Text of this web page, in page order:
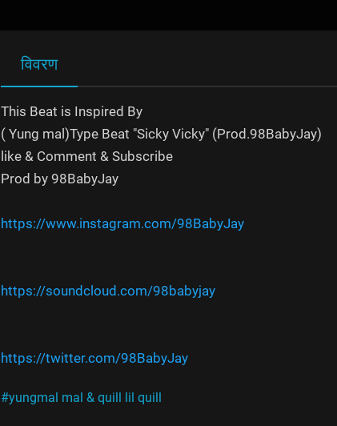
विवरण
This Beat is Inspired By
( Yung mal)Type Beat "Sicky Vicky" (Prod.98BabyJay)
like & Comment & Subscribe
Prod by 98BabyJay
https://www.instagram.com/98BabyJay
https://soundcloud.com/98babyjay
https://twitter.com/98BabyJay
#yungmal mal & quill lil quill